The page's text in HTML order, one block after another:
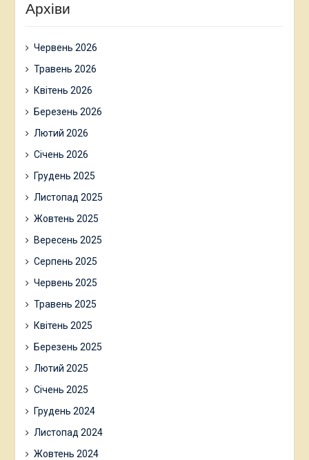
Архіви
Червень 2026
Травень 2026
Квітень 2026
Березень 2026
Лютий 2026
Січень 2026
Грудень 2025
Листопад 2025
Жовтень 2025
Вересень 2025
Серпень 2025
Червень 2025
Травень 2025
Квітень 2025
Березень 2025
Лютий 2025
Січень 2025
Грудень 2024
Листопад 2024
Жовтень 2024